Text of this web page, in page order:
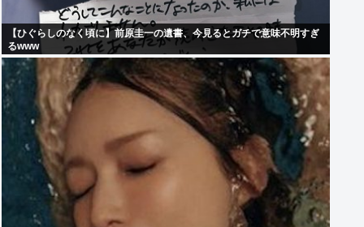
【ひぐらしのなく頃に】前原圭一の遺書、今見るとガチで意味不明すぎ
るwww